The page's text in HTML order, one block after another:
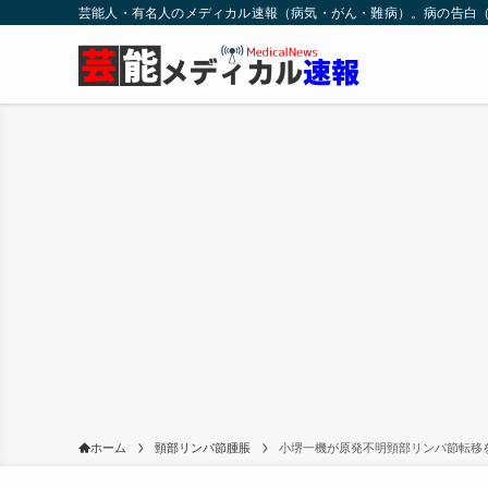
芸能人・有名人のメディカル速報（病気・がん・難病）。病の告
ホーム 頸部リンパ節腫脹 小堺一機が原発不明頸部リンパ節転移